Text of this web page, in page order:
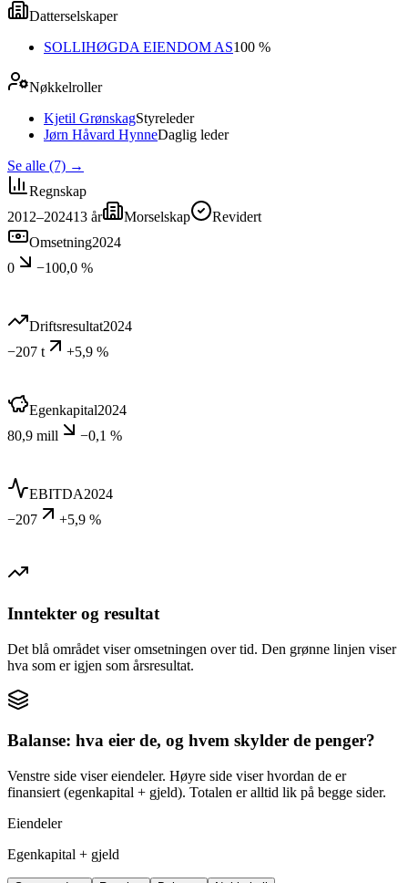
Datterselskaper
SOLLIHØGDA EIENDOM AS100 %
Nøkkelroller
Kjetil GrønskagStyreleder
Jørn Håvard HynneDaglig leder
Se alle (7) →
Regnskap
2012–202413 år Morselskap
Revidert
Omsetning2024
0
−100,0 %
Driftsresultat2024
−207 t
+5,9 %
Egenkapital2024
80,9 mill
−0,1 %
EBITDA2024
−207
+5,9 %
Inntekter og resultat
Det blå området viser omsetningen over tid. Den grønne linjen viser
hva som er igjen som årsresultat.
Balanse: hva eier de, og hvem skylder de penger?
Venstre side viser eiendeler. Høyre side viser hvordan de er
finansiert (egenkapital + gjeld). Totalen er alltid lik på begge sider.
Eiendeler
Egenkapital + gjeld